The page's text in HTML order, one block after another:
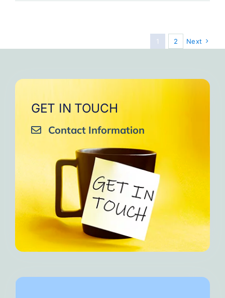
בטיולים
1 2 Next
GET IN TOUCH
Contact Information